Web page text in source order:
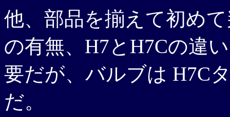
他、部品を揃えて初め
の有無、H7とH7Cの違
要だが、バルブは H7C
だ。